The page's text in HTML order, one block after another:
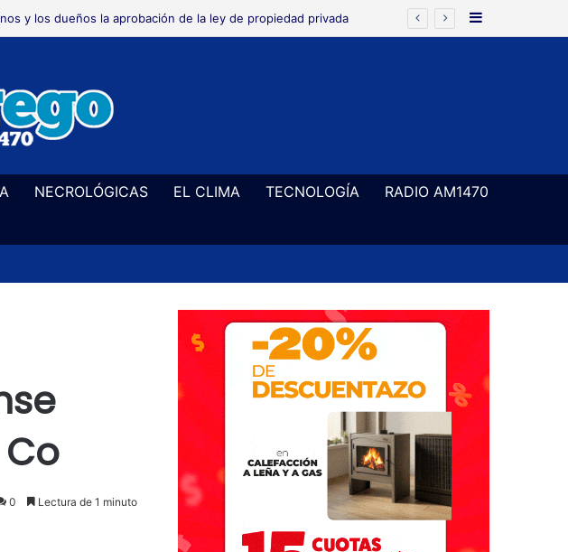
de la Ruta Provincial 78 Barra Lateral
NECROLÓGICAS EL CLIMA TECNOLOGÍA
RADIO AM1470
0 Lectura de 1 minuto